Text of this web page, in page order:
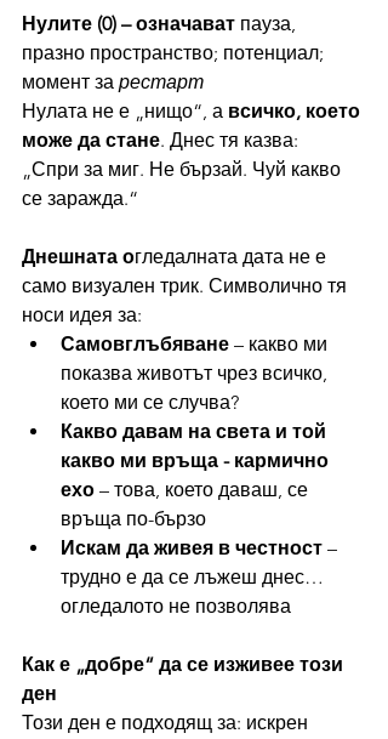
Нулите (0) – означават пауза,
празно пространство; потенциал;
момент за рестарт
Нулата не е „нищо“, а всичко, което
може да стане. Днес тя казва:
„Спри за миг. Не бързай. Чуй какво
се заражда.“
Днешната огледалната дата не е
само визуален трик. Символично тя
носи идея за:
Самовглъбяване – какво ми
показва животът чрез всичко,
което ми се случва?
Какво давам на света и той
какво ми връща - кармично
ехо – това, което даваш, се
връща по-бързо
Искам да живея в честност –
трудно е да се лъжеш днес…
огледалото не позволява
Как е „добре“ да се изживее този
ден
Този ден е подходящ за: искрен